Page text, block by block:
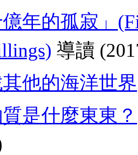
年的孤寂」
導讀
他的海洋世界
是什麼東東？